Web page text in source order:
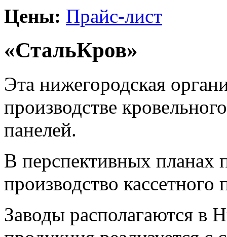
Цены: Прайс-лист
«СтальКров»
Эта нижегородская
производстве
панелей.
В перспективных планах
производство кассетного
Заводы располагаются в